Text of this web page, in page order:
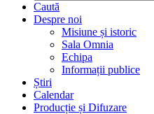
Caută
Despre noi
Misiune și istoric
Sala Omnia
Echipa
Informații publice
Știri
Calendar
Producție și Difuzare